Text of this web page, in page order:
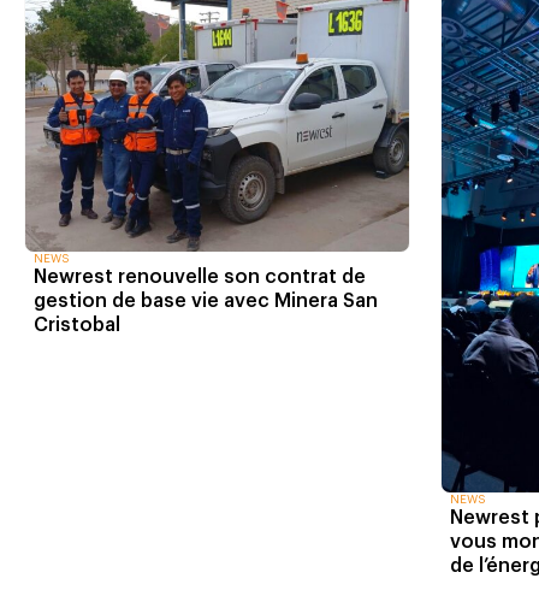
NEWS
Newrest renouvelle son contrat de
gestion de base vie avec Minera San
Cristobal
NEWS
Newrest
vous
de